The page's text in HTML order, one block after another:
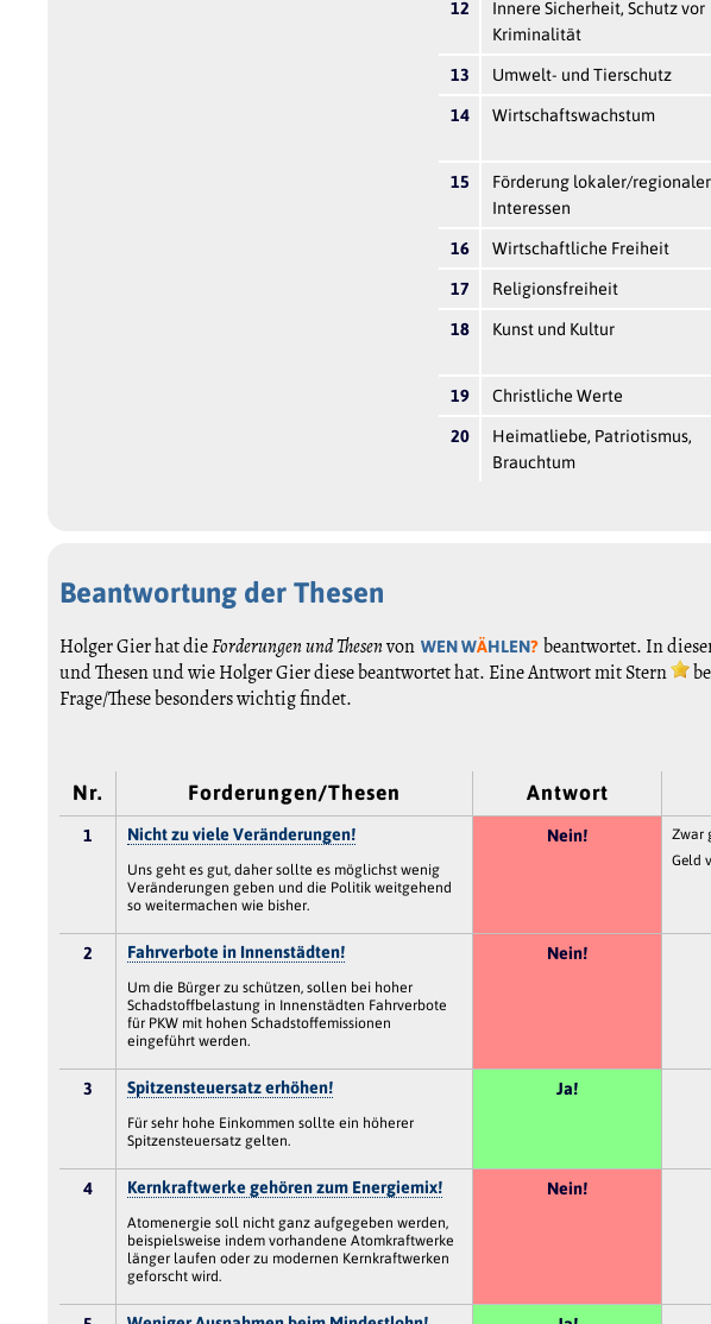
12
Innere Sicherheit, Schutz vor
Kriminalität
13 Umwelt- und Tierschutz
14 Wirtschaftswachstum
15
Förderung lokaler/regionaler
Interessen
16 Wirtschaftliche Freiheit
17 Religionsfreiheit
18 Kunst und Kultur
19 Christliche Werte
20
Heimatliebe, Patriotismus,
Brauchtum
Beantwortung der Thesen
Holger Gier hat dieForderungen und Thesenvon WEN WÄHLEN? beantwortet. In
und Thesen und wie Holger Gier diese beantwortet hat. Eine Antwort mit Stern
Frage/These besonders wichtig findet.
Nr. Forderungen/Thesen Antwort
1 Nicht zu viele Veränderungen!
Uns geht es gut, daher sollte es möglichst wenig
Veränderungen geben und die Politik weitgehend
so weitermachen wie bisher.
Nein!
Zwar
Geld
2 Fahrverbote in Innenstädten!
Um die Bürger zu schützen, sollen bei hoher
Schadstoffbelastung in Innenstädten Fahrverbote
für PKW mit hohen Schadstoffemissionen
eingeführt werden.
Nein!
3 Spitzensteuersatz erhöhen!
Für sehr hohe Einkommen sollte ein höherer
Spitzensteuersatz gelten.
Ja!
4 Kernkraftwerke gehören zum Energiemix!
Atomenergie soll nicht ganz aufgegeben werden,
beispielsweise indem vorhandene Atomkraftwerke
länger laufen oder zu modernen Kernkraftwerken
geforscht wird.
Nein!